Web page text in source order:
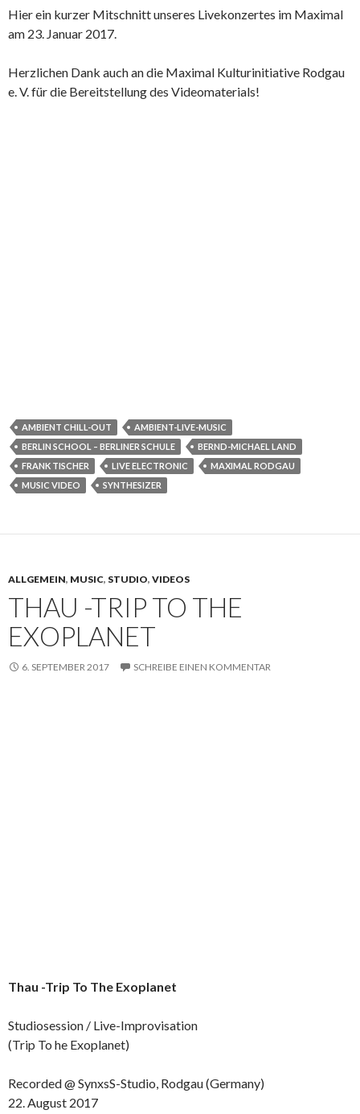
Hier ein kurzer Mitschnitt unseres Livekonzertes im Maximal
am 23. Januar 2017.
Herzlichen Dank auch an die Maximal Kulturinitiative Rodgau
e. V. für die Bereitstellung des Videomaterials!
AMBIENT CHILL-OUT
AMBIENT-LIVE-MUSIC
BERLIN SCHOOL – BERLINER SCHULE
BERND-MICHAEL LAND
FRANK TISCHER
LIVE ELECTRONIC
MAXIMAL RODGAU
MUSIC VIDEO
SYNTHESIZER
ALLGEMEIN, MUSIC, STUDIO, VIDEOS
THAU -TRIP TO THE
EXOPLANET
6. SEPTEMBER 2017 SCHREIBE EINEN KOMMENTAR
Thau -Trip To The Exoplanet
Studiosession / Live-Improvisation
(Trip To he Exoplanet)
Recorded @ SynxsS-Studio, Rodgau (Germany)
22. August 2017